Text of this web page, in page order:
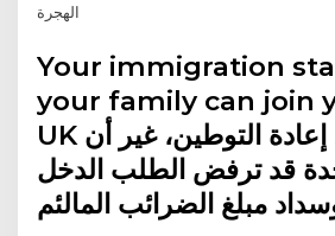
الهجرة
Your immigration
your family can join
UK مخطط إعادة التوطين، غير أن
قد ترفض الطلب الدخل